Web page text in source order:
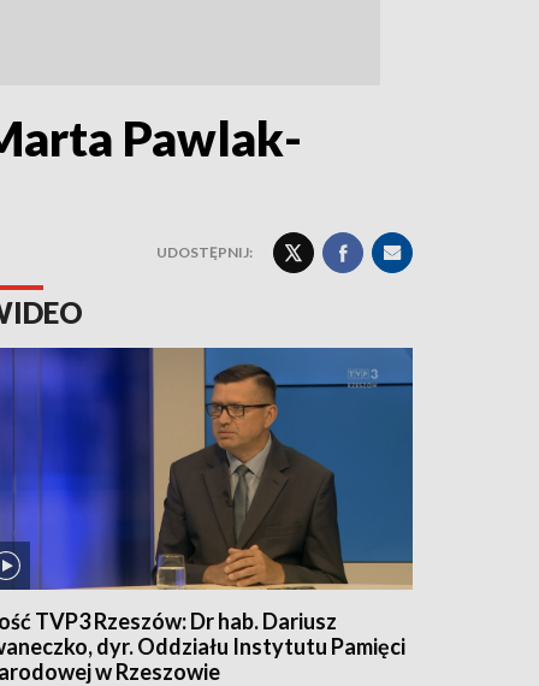
Pawlak-
UDOSTĘPNIJ:
TVP3 Rzeszów: Dr hab. Dariusz
dyr. Oddziału Instytutu Pamięci
w Rzeszowie